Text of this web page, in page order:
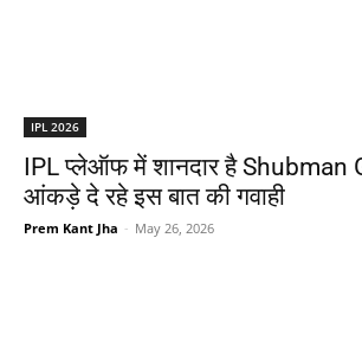
IPL 2026
IPL प्लेऑफ में शानदार है Shubman
आंकड़े दे रहे इस बात की गवाही
Prem Kant Jha - May 26, 2026